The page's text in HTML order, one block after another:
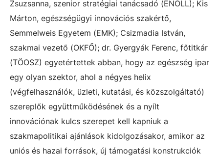
Zsuzsanna, szenior stratégiai tanácsadó (ENOLL); Kis
Márton, egészségügyi innovációs szakértő,
Semmelweis Egyetem (EMK); Csizmadia István,
szakmai vezető (OKFŐ); dr. Gyergyák Ferenc, főtitkár
(TÖOSZ) egyetértettek abban, hogy az egészség ipar
egy olyan szektor, ahol a négyes helix
(végfelhasználók, üzleti, kutatási, és közszolgáltató)
szereplők együttműködésének és a nyílt
innovációnak kulcs szerepet kell kapniuk a
szakmapolitikai ajánlások kidolgozásakor, amikor az
uniós és hazai források, új támogatási konstrukciók